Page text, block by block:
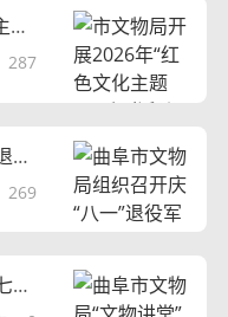
市文物局开展2026年“红色文化主题月”系列活动
287
曲阜市文物局组织召开庆“八一”退役军人座谈会
269
曲阜市文物局“文物讲堂”第二十七讲开讲